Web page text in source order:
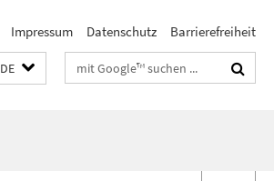
Impressum Datenschutz Barrierefreiheit
DE Suchbegriffe